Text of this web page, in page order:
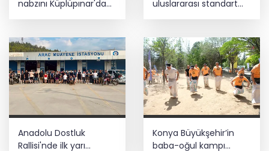
nabzını Küplüpınar'da
uluslararası standart
Anadolu Dostluk
Rallisi'nde ilk yarı
Konya Büyükşehir’in
baba-oğul kampı